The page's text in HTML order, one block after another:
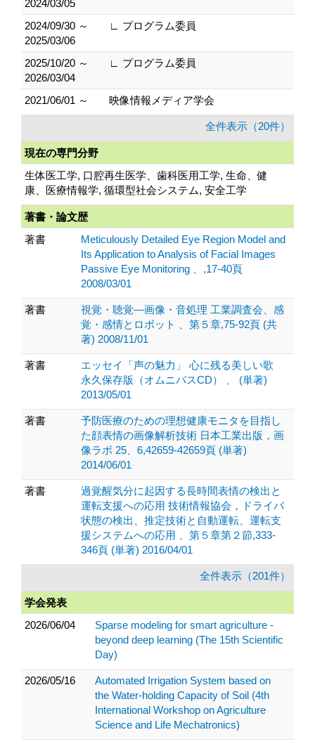
2024/03/05
2024/09/30 ～
2025/03/06
∟ プログラム委員
2025/10/20 ～
2026/03/04
∟ プログラム委員
2021/06/01 ～ 映像情報メディア学会
全件表示（20件）
現在の専門分野
生体医工学, 口腔再生医学、歯科医用工学, 生命、健
康、医療情報学, 循環型社会システム, 安全工学
著書・論文歴
著書
Meticulously Detailed Eye Region Model and
Its Application to Analysis of Facial Images
Passive Eye Monitoring 、,17-40頁
2008/03/01
著書
視覚・聴覚—画像・音処理 工業調査会、感
覚・感情とロボット 、第５章,75-92頁 (共
著) 2008/11/01
著書
エッセイ「声の魅力」 心に残る美しい歌
永久保存版（オムニバスCD） 、 (単著)
2013/05/01
著書
予防医療のための理想健康モニタを目指し
た顔表情の画像解析技術 日本工業出版，画
像ラボ 25、6,42659-42659頁 (単著)
2014/06/01
著書
過覚醒気分に起因する長時間表情の検出と
運転支援への応用 技術情報協会，ドライバ
状態の検出、推定技術と自動運転、運転支
援システムへの応用 、第５章第２節,333-
346頁 (単著) 2016/04/01
全件表示（201件）
学会発表
2026/06/04
Sparse modeling for smart agriculture -
beyond deep learning (The 15th Scientific
Day)
2026/05/16
Automated Irrigation System based on
the Water-holding Capacity of Soil (4th
International Workshop on Agriculture
Science and Life Mechatronics)